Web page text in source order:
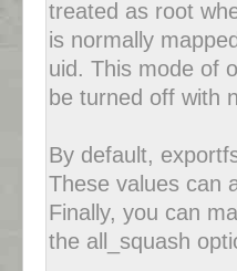
treated as root
is normally
uid. This mode of
be turned off with
By default,
These values can
Finally, you can
the all_squash